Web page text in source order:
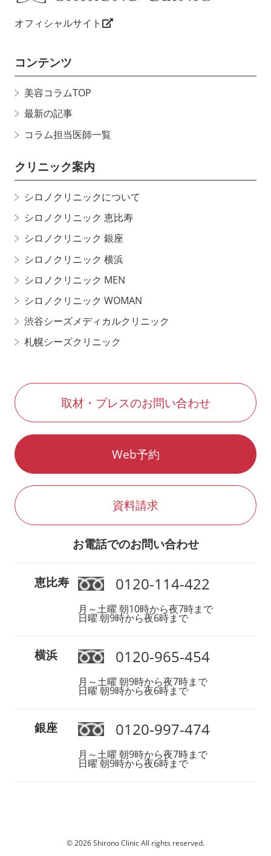
オフィシャルサイト
コンテンツ
美容コラムTOP
最新の記事
コラム担当医師一覧
クリニック案内
シロノクリニックについて
シロノクリニック 恵比寿
シロノクリニック 銀座
シロノクリニック 横浜
シロノクリニック MEN
シロノクリニック WOMAN
渋谷シーズメディカルクリニック
札幌シーズクリニック
取材・プレスのお問い合わせ
Web予約
資料請求
お電話でのお問い合わせ
恵比寿 0120-114-422
月～土曜 朝10時から夜7時まで
日曜 朝9時から夜6時まで
横浜 0120-965-454
月～土曜 朝9時から夜7時まで
日曜 朝9時から夜6時まで
銀座 0120-997-474
月～土曜 朝9時から夜7時まで
日曜 朝9時から夜6時まで
© 2026 Shirono Clinic All rights reserved.